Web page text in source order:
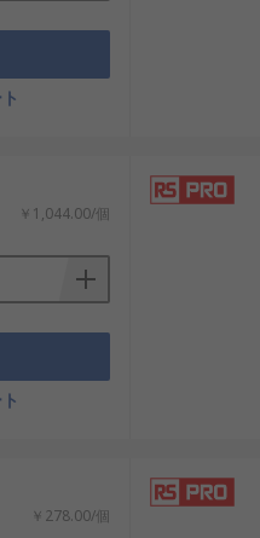
￥1,044.00/個
￥278.00/個